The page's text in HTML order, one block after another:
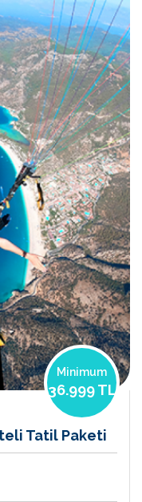
Tatil Paketi
Minimum
36.999 TL